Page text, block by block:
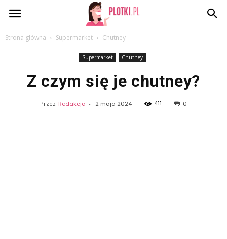
Plotki.pl
Strona główna Supermarket Chutney
Supermarket Chutney
Z czym się je chutney?
Przez Redakcja - 2 maja 2024 411 0